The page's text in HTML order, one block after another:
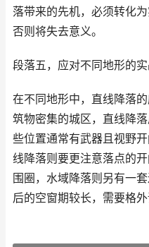
落带来的先机，必须转化
否则将失去意义。
段落五，应对不同地形的
在不同地形中，直线降落
筑物密集的城区，直线降
些位置通常有武器且视野
线降落则要更注意落点的
围圈，水域降落则另有一
后的空窗期较长，需要格外